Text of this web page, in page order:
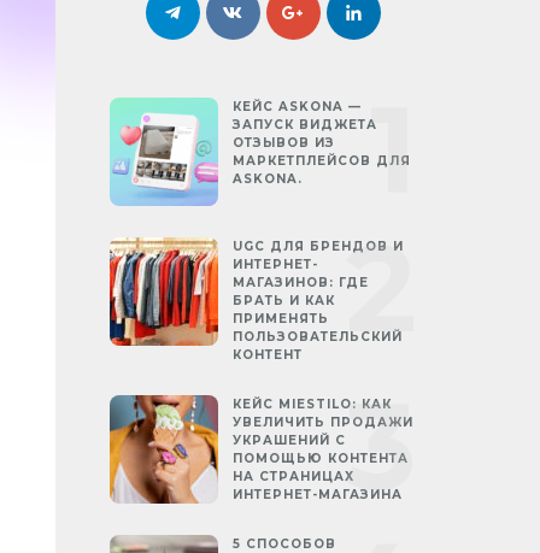
КЕЙС ASKONA —
ЗАПУСК ВИДЖЕТА
ОТЗЫВОВ ИЗ
МАРКЕТПЛЕЙСОВ ДЛЯ
ASKONA.
UGC ДЛЯ БРЕНДОВ И
ИНТЕРНЕТ-
МАГАЗИНОВ: ГДЕ
БРАТЬ И КАК
ПРИМЕНЯТЬ
ПОЛЬЗОВАТЕЛЬСКИЙ
КОНТЕНТ
КЕЙС MIESTILO: КАК
УВЕЛИЧИТЬ ПРОДАЖИ
УКРАШЕНИЙ С
ПОМОЩЬЮ КОНТЕНТА
НА СТРАНИЦАХ
ИНТЕРНЕТ-МАГАЗИНА
5 СПОСОБОВ